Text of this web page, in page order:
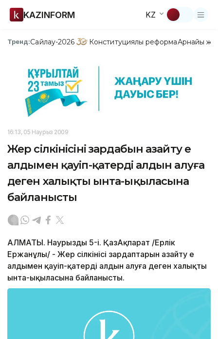
KAZINFORM KZ
Тренд:Сайлау-2026 Конституциялық реформаАрнайы
16:13, 05 Наурыз 2009
Жер сілкінісінің зардабын азайту ең
алдымен қауіп-қатердің алдын алуға
деген халықтың ынта-ықыласына
байланысты
АЛМАТЫ. Наурыздың 5-і. ҚазАқпарат /Ерлік
Ержанұлы/ - Жер сілкінісі зардаптарын азайту ең
алдымен қауіп-қатердің алдын алуға деген халықтың
ынта-ықыласына байланысты.